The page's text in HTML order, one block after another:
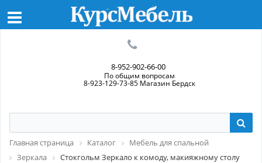
8-952-902-66-00
По общим вопросам
8-923-129-73-85 Магазин Бердск
Главная страница Каталог
Мебель для спальной
Зеркала
Стокгольм Зеркало к комоду, макияжному столу